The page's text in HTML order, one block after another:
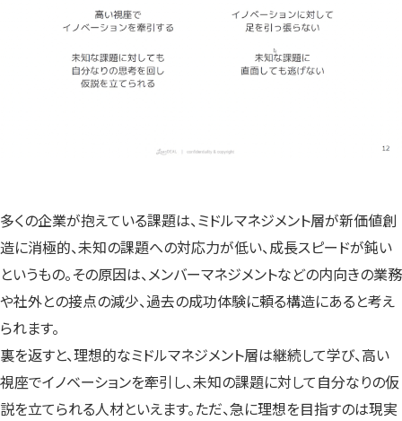
多くの企業が抱えている課題は、ミドルマネジメント層が新価値創
造に消極的、未知の課題への対応力が低い、成長スピードが鈍い
というもの。その原因は、メンバーマネジメントなどの内向きの業務
や社外との接点の減少、過去の成功体験に頼る構造にあると考え
られます。
裏を返すと、理想的なミドルマネジメント層は継続して学び、高い
視座でイノベーションを牽引し、未知の課題に対して自分なりの仮
説を立てられる人材といえます。ただ、急に理想を目指すのは現実